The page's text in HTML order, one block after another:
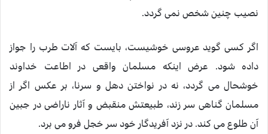
نصيب چنين شخص نمی گردد.
اگر کسی گويد عروسی خوشيست، بايست که آلات طرب را جواز
داده شود. عرض اينکه مسلمان واقعی در اطاعت خداوند
خوشحال می گردد، نه در نواختن دهل و سرنا، بر عکس اگر از
مسلمان گناهی سر زند، طبيعتش منقبض و آثار ناراضی در جبين
آن طلوع می کند. در نزد آفريدگار خود سر خجل فرو می برد.